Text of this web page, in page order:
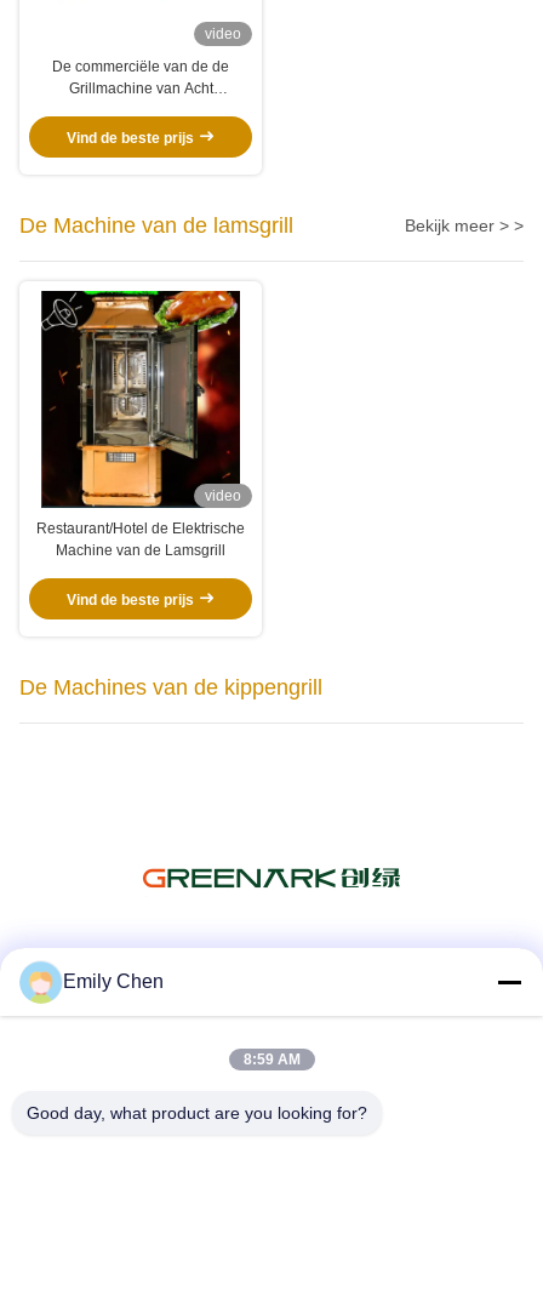
video
De commerciële van de de
Grillmachine van Acht
voor Keuken
Vind de beste prijs
De Machine van de lamsgrill Bekijk meer > >
video
Restaurant/Hotel de Elektrische
Machine van de Lamsgrill
Vind de beste prijs
De Machines van de kippengrill
Emily Chen
8:59 AM
Good day, what product are you looking for?